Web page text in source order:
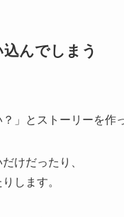
んでしまう
」とストーリーを作
けだったり、
します。